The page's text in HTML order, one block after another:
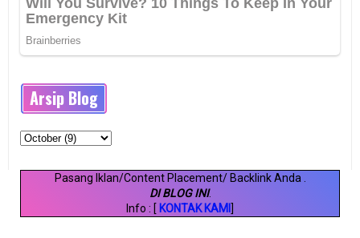
Arsip Blog
Pasang Iklan/Content Placement/ Backlink Anda
DI BLOG INI.
Info : [ KONTAK KAMI ]